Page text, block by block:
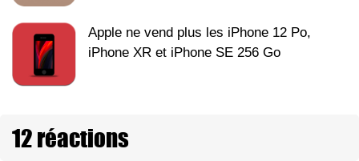
Apple ne vend plus les iPhone 12 Po,
iPhone XR et iPhone SE 256 Go
12 réactions